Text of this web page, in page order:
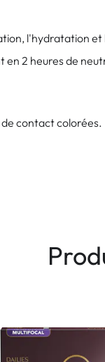
l'hydratation
en 2 heures de
contact colorées.